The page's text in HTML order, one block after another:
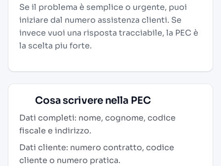
Se il problema è semplice o urgente, puoi
iniziare dal numero assistenza clienti. Se
invece vuoi una risposta tracciabile, la PEC è
la scelta piu forte.
Cosa scrivere nella PEC
Dati completi: nome, cognome, codice
fiscale e indirizzo.
Dati cliente: numero contratto, codice
cliente o numero pratica.